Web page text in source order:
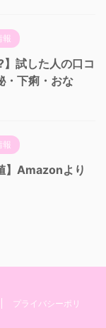
報
】試した人の口コ
・下痢・おな
報
】Amazonより
プライバシーポリ